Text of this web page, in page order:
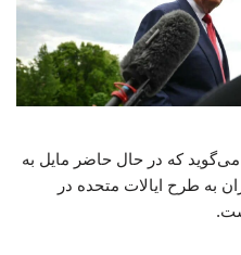
می‌گوید که در حال حاضر مایل به
به طرح ایالات متحده در